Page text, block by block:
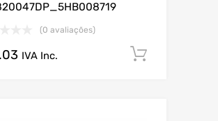
(0 avaliações)
IVA Inc.